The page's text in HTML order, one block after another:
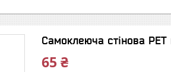
Самоклеюча стінова
65 ₴